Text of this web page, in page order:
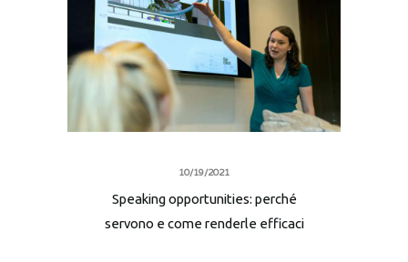
10/19/2021
Speaking opportunities: perché
servono e come renderle efficaci